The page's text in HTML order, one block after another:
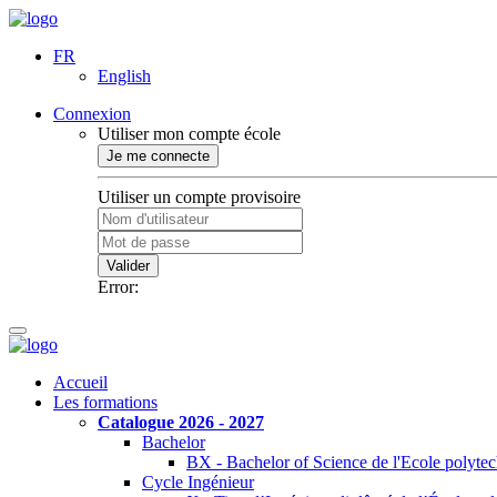
FR
English
Connexion
Utiliser mon compte école
Je me connecte
Utiliser un compte provisoire
Valider
Error:
Accueil
Les formations
Catalogue 2026 - 2027
Bachelor
BX - Bachelor of Science de l'Ecole
Cycle Ingénieur